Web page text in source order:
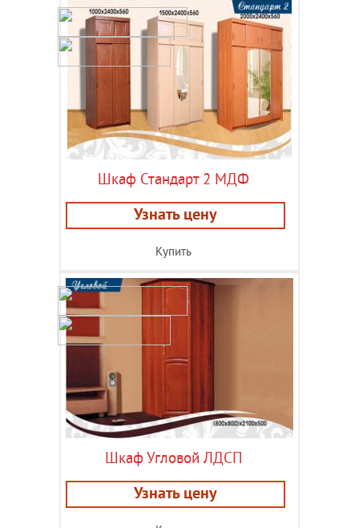
Шкаф Стандарт 2 МДФ
Узнать цену
Купить
Шкаф Угловой ЛДСП
Узнать цену